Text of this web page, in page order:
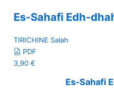
Es-Sahafi Edh-
TIRICHINE Salah
PDF
3,90 €
Es-Sahafi